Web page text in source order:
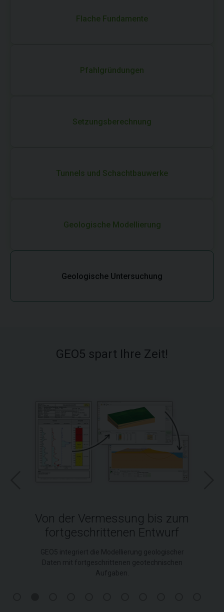
Flache Fundamente
Pfahlgründungen
Setzungsberechnung
Tunnels und Schachtbauwerke
Geologische Modellierung
Geologische Untersuchung
GEO5 spart Ihre Zeit!
Von der Vermessung bis zum
fortgeschrittenen Entwurf
GEO5 integriert die Modellierung geologischer
Daten mit fortgeschrittenen geotechnischen
Aufgaben.